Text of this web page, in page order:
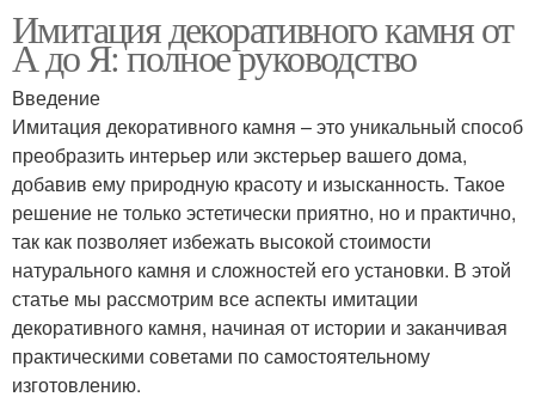
Имитация декоративного камня от
А до Я: полное руководство
Введение
Имитация декоративного камня – это уникальный способ
преобразить интерьер или экстерьер вашего дома,
добавив ему природную красоту и изысканность. Такое
решение не только эстетически приятно, но и практично,
так как позволяет избежать высокой стоимости
натурального камня и сложностей его установки. В этой
статье мы рассмотрим все аспекты имитации
декоративного камня, начиная от истории и заканчивая
практическими советами по самостоятельному
изготовлению.